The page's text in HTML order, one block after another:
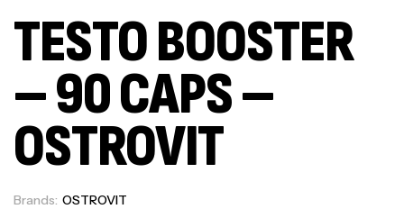
TESTO BOOSTER
– 90 CAPS –
OSTROVIT
Brands: OSTROVIT